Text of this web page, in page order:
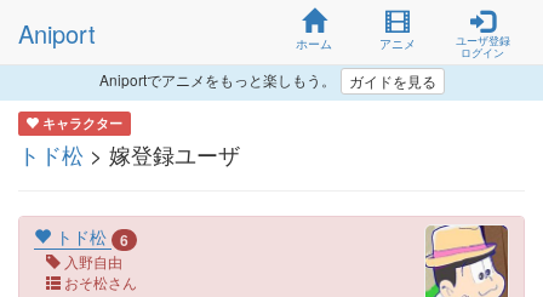
Aniport ホーム アニメ
ユーザ登録
ログイン
Aniportでアニメをもっと楽しもう。 ガイドを見る
キャラクター
トド松 > 嫁登録ユーザ
トド松 6
入野自由
おそ松さん